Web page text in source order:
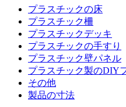
プラスチックの床
プラスチック柵
プラスチックデッキ
プラスチックの手すり
プラスチック壁パネル
プラスチック製のDIY
その他
製品の寸法